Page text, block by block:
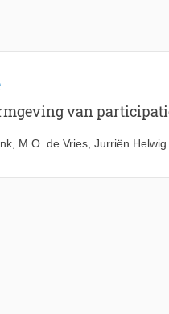
van
M.O. de Vries Jurriën Helwig